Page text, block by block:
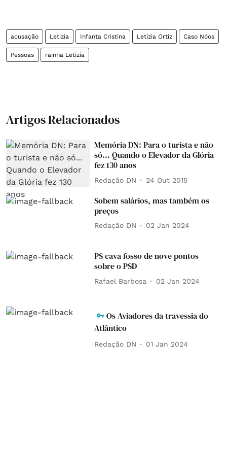
acusação Letizia Infanta Cristina Letizia Ortiz Caso Nóos
Pessoas rainha Letizia
Artigos Relacionados
Memória DN: Para o turista e não
só... Quando o Elevador da Glória
fez 130 anos
Redação DN 24 Out 2015
Sobem salários, mas também os
preços
Redação DN 02 Jan 2024
PS cava fosso de nove pontos
sobre o PSD
Rafael Barbosa 02 Jan 2024
Os Aviadores da travessia do
Atlântico
Redação DN 01 Jan 2024